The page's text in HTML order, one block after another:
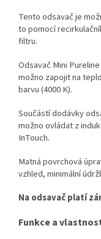
Tento odsavač je
to pomocí
filtru.
Odsavač Mini
možno zapojit na
barvu (4000 K).
Součástí dodávky
možno ovládat z
InTouch.
Matná povrchová
vzhled, minimální
Na odsavač platí
Funkce a